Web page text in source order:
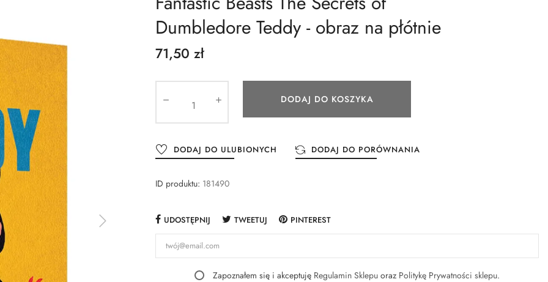
Dumbledore Teddy - obraz na płótnie
71,50 zł
DODAJ DO KOSZYKA
DODAJ DO ULUBIONYCH DODAJ DO PORÓWNANIA
ID produktu: 181490
UDOSTĘPNIJ TWEETUJ PINTEREST
Zapoznałem się i akceptuję Regulamin Sklepu oraz Politykę Prywatności sklepu.